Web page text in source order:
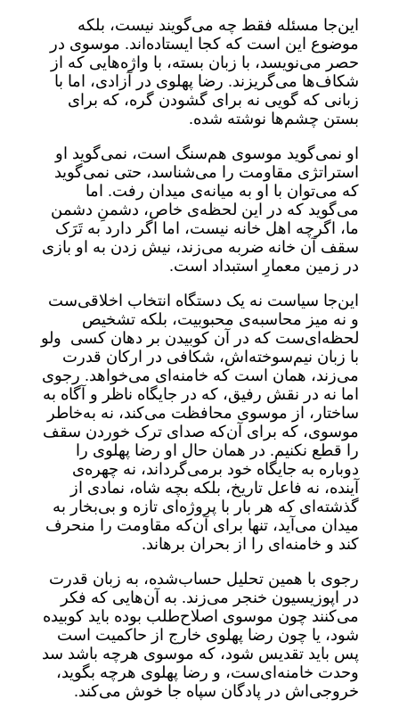
این‌جا مسئله فقط چه می‌گویند نیست، بلکه
موضوع این است که کجا ایستاده‌اند. موسوی در
حصر می‌نویسد، با زبان بسته، با واژه‌هایی که از
شکاف‌ها می‌گریزند. رضا پهلوی در آزادی، اما با
زبانی که گویی نه برای گشودن گره، که برای
بستن چشم‌ها نوشته شده.
او نمی‌گوید موسوی هم‌سنگ است، نمی‌گوید او
استراتژی مقاومت را می‌شناسد، حتی نمی‌گوید
که می‌توان با او به میانه‌ی میدان رفت. اما
می‌گوید که در این لحظه‌ی خاص، دشمنِ دشمن
ما، اگرچه اهل خانه نیست، اما اگر دارد به تَرَک
سقف آن خانه ضربه می‌زند، نیش زدن به او بازی
در زمین معمارِ استبداد است.
این‌جا سیاست نه یک دستگاه انتخاب اخلاقی‌ست
و نه میز محاسبه‌ی محبوبیت، بلکه تشخیص
لحظه‌ای‌ست که در آن کوبیدن بر دهان کسی ولو
با زبان نیم‌سوخته‌اش، شکافی در ارکان قدرت
می‌زند، همان است که خامنه‌ای می‌خواهد. رجوی
اما نه در نقش رفیق، که در جایگاه ناظر و آگاه به
ساختار، از موسوی محافظت می‌کند، نه به‌خاطر
موسوی، که برای آن‌که صدای ترک خوردن سقف
را قطع نکنیم. در همان حال او رضا پهلوی را
دوباره به جایگاه خود برمی‌گرداند، نه چهره‌ی
آینده، نه فاعل تاریخ، بلکه بچه شاه، نمادی از
گذشته‌ای که هر بار با پروژه‌ای تازه و بی‌بخار به
میدان می‌آید، تنها برای آن‌که مقاومت را منحرف
کند و خامنه‌ای را از بحران برهاند.
رجوی با همین تحلیل حساب‌شده، به زبان قدرت
در اپوزیسیون خنجر می‌زند. به آن‌هایی که فکر
می‌کنند چون موسوی اصلاح‌طلب بوده باید کوبیده
شود، یا چون رضا پهلوی خارج از حاکمیت است
پس باید تقدیس شود، که موسوی هرچه باشد سد
وحدت خامنه‌ای‌ست، و رضا پهلوی هرچه بگوید،
خروجی‌اش در پادگان سپاه جا خوش می‌کند.